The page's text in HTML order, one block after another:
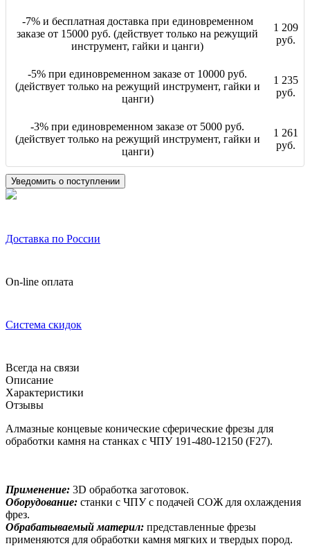
-7% и бесплатная доставка при единовременном
заказе от 15000 руб. (действует только на режущий
инструмент, гайки и цанги)
1 209
руб.
-5% при единовременном заказе от 10000 руб.
(действует только на режущий инструмент, гайки и
цанги)
1 235
руб.
-3% при единовременном заказе от 5000 руб.
(действует только на режущий инструмент, гайки и
цанги)
1 261
руб.
Уведомить о поступлении
Доставка по России
On-line оплата
Система скидок
Всегда на связи
Описание
Характеристики
Отзывы
Алмазные концевые конические сферические фрезы для
обработки камня на станках с ЧПУ 191-480-12150 (F27).
Применение: 3D обработка заготовок.
Оборудование: станки с ЧПУ с подачей СОЖ для охлаждения
фрез.
Обрабатываемый материл: представленные фрезы
применяются для обработки камня мягких и твердых пород.